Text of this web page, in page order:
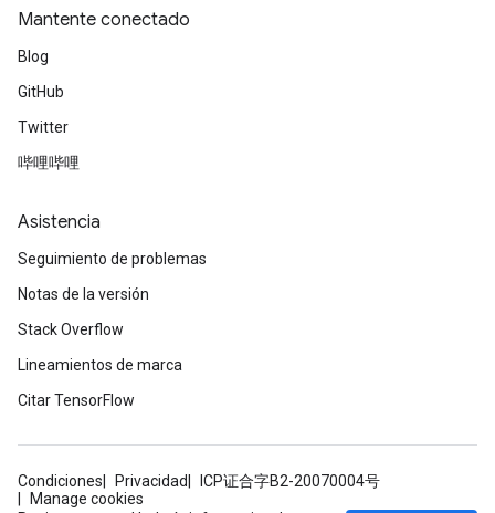
Mantente conectado
Blog
GitHub
Twitter
哔哩哔哩
Asistencia
Seguimiento de problemas
Notas de la versión
Stack Overflow
Lineamientos de marca
Citar TensorFlow
Condiciones Privacidad
ICP证合字B2-20070004号
Manage cookies